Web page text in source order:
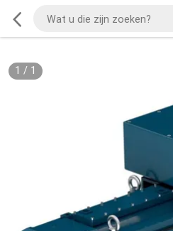
1 / 1